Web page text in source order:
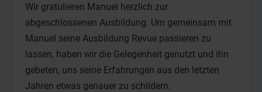
Wir gratulieren Manuel herzlich zur
abgeschlossenen Ausbildung. Um gemeinsam mit
Manuel seine Ausbildung Revue passieren zu
lassen, haben wir die Gelegenheit genutzt und ihn
gebeten, uns seine Erfahrungen aus den letzten
Jahren etwas genauer zu schildern.